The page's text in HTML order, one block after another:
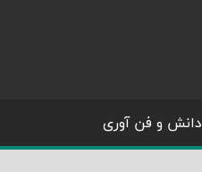
دانش و فن آوری